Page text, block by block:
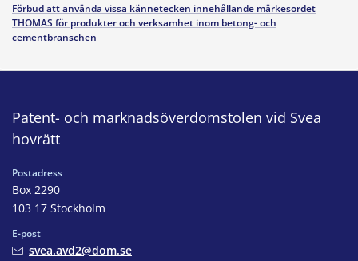
Förbud att använda vissa kännetecken innehållande märkesordet
THOMAS för produkter och verksamhet inom betong- och
cementbranschen
Patent- och marknadsöverdomstolen vid Svea
hovrätt
Postadress
Box 2290
103 17 Stockholm
E-post
svea.avd2@dom.se